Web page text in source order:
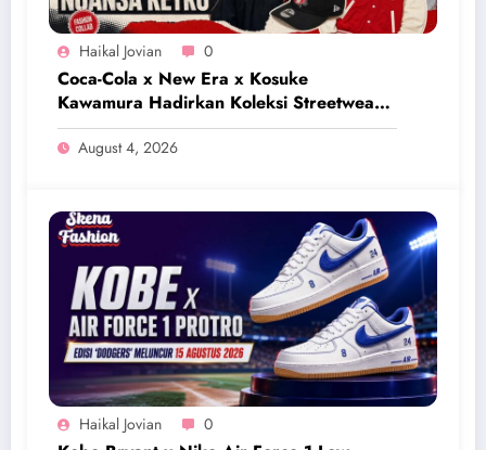
Haikal Jovian 0
Coca-Cola x New Era x Kosuke
Kawamura Hadirkan Koleksi Streetwear
Eksklusif Bernuansa Retro
August 4, 2026
Haikal Jovian 0